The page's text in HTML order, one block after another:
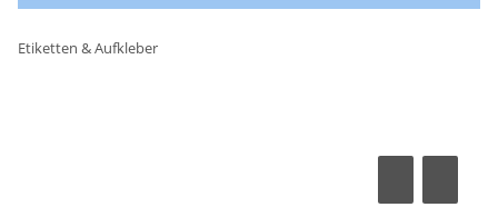
Etiketten & Aufkleber